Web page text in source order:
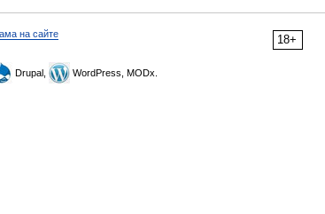
18+
на сайте
Drupal, WordPress, MODx.